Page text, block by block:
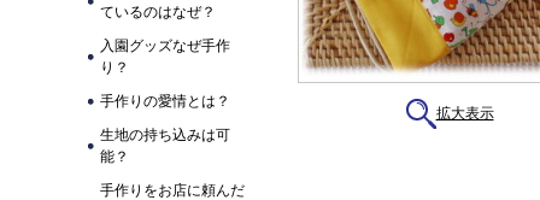
ているのはなぜ？
入園グッズなぜ手作
り？
手作りの愛情とは？
生地の持ち込みは可
能？
手作りをお店に頼んだ
拡大表示